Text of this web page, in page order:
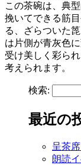
この茶碗は、典
挽いてできる筋
る、ざらついた
は片側が青灰色
受け美しく彩ら
考えられます。
検索:
最近の
呈茶
朗読